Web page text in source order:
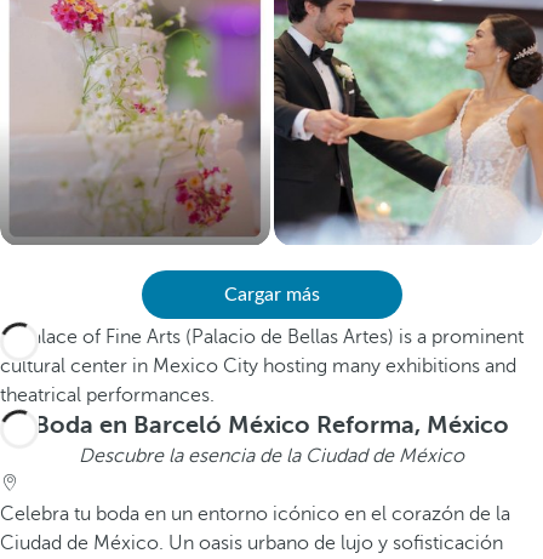
Cargar más
Boda en Barceló México Reforma, México
Descubre la esencia de la Ciudad de México
Celebra tu boda en un entorno icónico en el corazón de la
Ciudad de México. Un oasis urbano de lujo y sofisticación